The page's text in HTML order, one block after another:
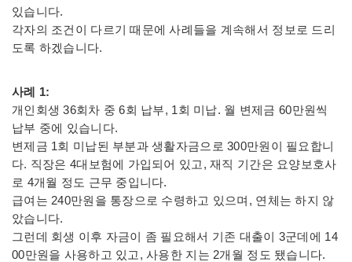
있습니다.
각자의 조건이 다르기 때문에 사례들을 계속해서 정보로 드리
도록 하겠습니다.
사례 1:
개인회생 36회차 중 6회 납부, 1회 미납. 월 변제금 60만원씩
납부 중에 있습니다.
변제금 1회 미납된 부분과 생활자금으로 300만원이 필요합니
다. 직장은 4대보험에 가입되어 있고, 재직 기간은 요양보호사
로 4개월 정도 근무 중입니다.
급여는 240만원을 통장으로 수령하고 있으며, 연체는 하지 않
았습니다.
그런데 회생 이후 자금이 좀 필요해서 기존 대출이 3군데에 14
00만원을 사용하고 있고, 사용한 지는 2개월 정도 됐습니다.